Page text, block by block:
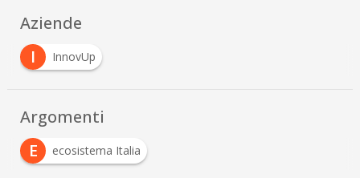
Aziende
I
InnovUp
Argomenti
E
ecosistema Italia